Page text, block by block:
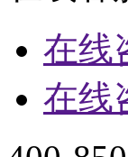
在线咨